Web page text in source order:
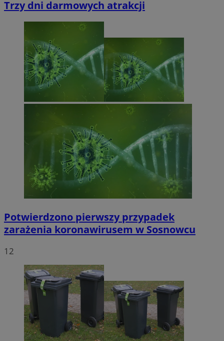
Trzy dni darmowych atrakcji
Potwierdzono pierwszy przypadek
zarażenia koronawirusem w Sosnowcu
12